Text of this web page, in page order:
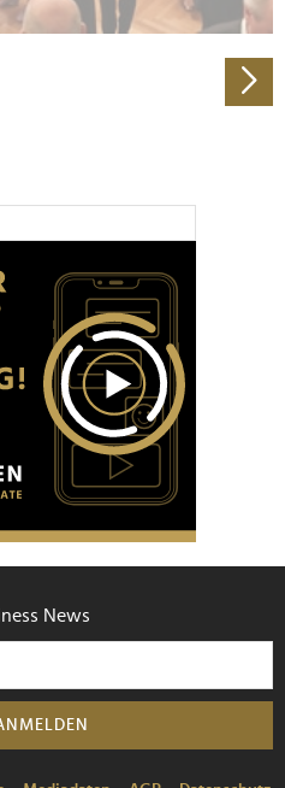
Ihrer Nutzung der Dienste
News